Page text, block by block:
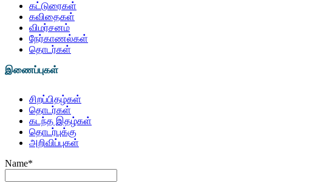
கட்டுரைகள்
கவிதைகள்
விமர்சனம்
நேர்காணல்கள்
தொடர்கள்
இணைப்புகள்
சிறப்பிதழ்கள்
தொடர்கள்
கடந்த இதழ்கள்
தொடர்புக்கு
அறிவிப்புகள்
Name*